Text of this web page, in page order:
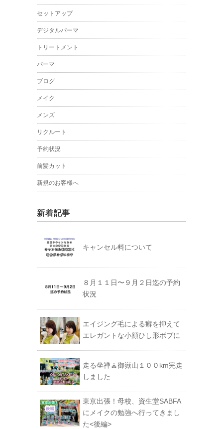
セットアップ
デジタルパーマ
トリートメント
パーマ
ブログ
メイク
メンズ
リクルート
予約状況
前髪カット
新規のお客様へ
新着記事
キャンセル料について
８月１１日〜９月２日迄の予約
状況
エイジング毛による癖を抑えて
エレガントな小顔ひし形ボブに
走る坐禅🧘御嶽山１００km完走
しました
東京出張！母校、資生堂SABFA
にメイクの勉強へ行ってきまし
た<後編>